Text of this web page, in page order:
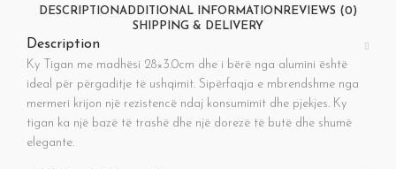
DESCRIPTIONADDITIONAL INFORMATION REVIEWS (0)
SHIPPING & DELIVERY
Description
Ky Tigan me madhësi 28×3.0cm dhe i bërë nga alumini është
ideal për përgaditje të ushqimit. Sipërfaqja e mbrendshme nga
mermeri krijon një rezistencë ndaj konsumimit dhe pjekjes. Ky
tigan ka një bazë të trashë dhe një dorezë të butë dhe shumë
elegante.